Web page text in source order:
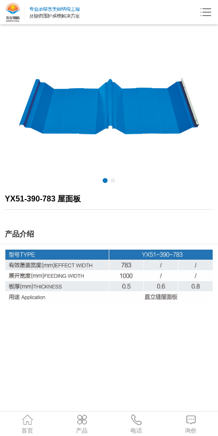
YX51-390-783 屋面板
产品介绍
首页 产品 电话 询价